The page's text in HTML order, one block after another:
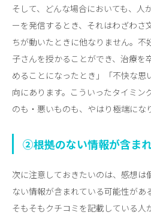
そして、どんな場合においても、人
ーを発信するとき、それはわざわさ
ちが動いたときに他なりません。不
子さんを授かることができ、治療を
めることになったとき」「不快な思
向にあります。こういったタイミン
のも・悪いものも、やはり極端にな
②根拠のない情報が含ま
次に注意しておきたいのは、感想は
ない情報が含まれている可能性があ
そもそもクチコミを記載している人